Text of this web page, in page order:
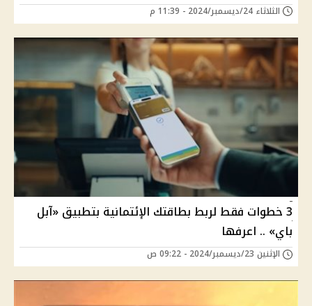
الثلاثاء 24/ديسمبر/2024 - 11:39 م
3 خطوات فقط لربط بطاقتك الإئتمانية بتطبيق «آبل
باي» .. اعرفها
الإثنين 23/ديسمبر/2024 - 09:22 ص